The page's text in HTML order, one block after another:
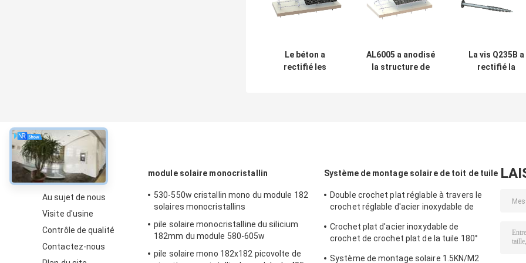
Le béton a
rectifié les
AL6005 a anodisé
la structure de
La vis Q235B a
rectifié la
À propos
Au sujet de nous
Visite d'usine
Contrôle de qualité
Contactez-nous
module solaire monocristallin
530-550w cristallin mono du module 182
solaires monocristallins
pile solaire monocristalline du silicium
182mm du module 580-605w
pile solaire mono 182x182 picovolte de
Système de montage solaire de toit de tuile
Double crochet plat réglable à travers le
crochet réglable d'acier inoxydable de
Crochet plat d'acier inoxydable de
crochet de crochet plat de la tuile 180°
Système de montage solaire 1.5KN/M2